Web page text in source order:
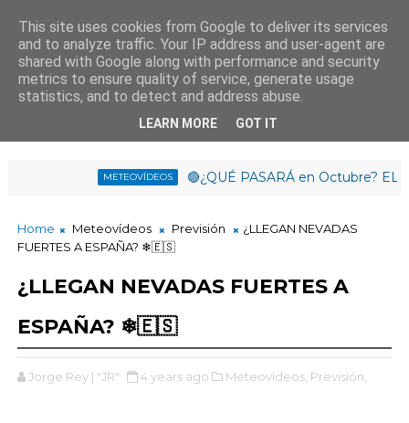
¡Buen día!
13: 36: 57
METEOVÍDEOS 🔴¿QUÉ PASARÁ en Octubre? EL
Home Meteovídeos Previsión
¿LLEGAN NEVADAS
FUERTES A ESPAÑA? ❄🇪🇸
¿LLEGAN NEVADAS FUERTES A
ESPAÑA? ❄🇪🇸
Jorge Rey | "JR" 4 years ago Meteovídeos, Previsión,
This site uses cookies from Google to deliver its services
and to analyze traffic. Your IP address and user-agent are
shared with Google along with performance and security
metrics to ensure quality of service, generate usage
statistics, and to detect and address abuse.
LEARN MORE GOT IT